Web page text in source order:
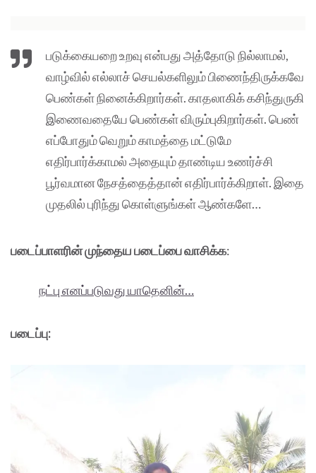
படுக்கையறை உறவு என்பது அத்தோடு நில்லாமல்,
வாழ்வில் எல்லாச் செயல்களிலும் பிணைந்திருக்கவே
பெண்கள் நினைக்கிறார்கள். காதலாகிக் கசிந்துருகி
இணைவதையே பெண்கள் விரும்புகிறார்கள். பெண்
எப்போதும் வெறும் காமத்தை மட்டுமே
எதிர்பார்க்காமல் அதையும் தாண்டிய உணர்ச்சி
பூர்வமான நேசத்தைத்தான் எதிர்பார்க்கிறாள். இதை
முதலில் புரிந்து கொள்ளுங்கள் ஆண்களே…
படைப்பாளரின் முந்தைய படைப்பை வாசிக்க:
நட்பு எனப்படுவது யாதெனின்…
படைப்பு: